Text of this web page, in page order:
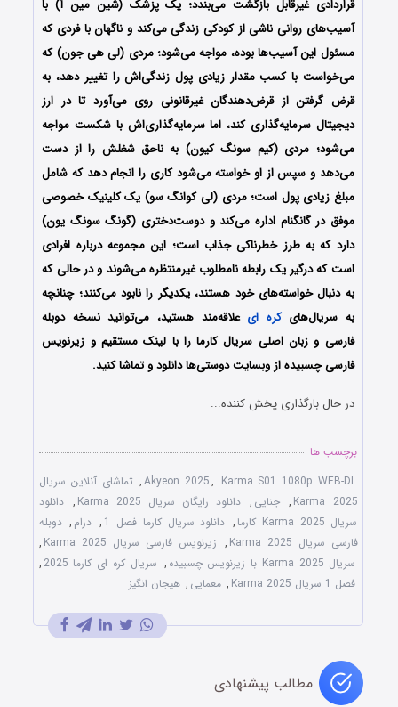
قراردادی غیرقابل بازگشت می‌بندد؛ یک پزشک (شین مین آ) با
آسیب‌های روانی ناشی از کودکی زندگی می‌کند و ناگهان با فردی که
مسئول این آسیب‌ها بوده، مواجه می‌شود؛ مردی (لی هی جون) که
می‌خواست با کسب مقدار زیادی پول زندگی‌اش را تغییر دهد، به
قرض گرفتن از قرض‌دهندگان غیرقانونی روی می‌آورد تا در ارز
دیجیتال سرمایه‌گذاری کند، اما سرمایه‌گذاری‌اش با شکست مواجه
می‌شود؛ مردی (کیم سونگ کیون) به ناحق شغلش را از دست
می‌دهد و سپس از او خواسته می‌شود کاری را انجام دهد که شامل
مبلغ زیادی پول است؛ مردی (لی کوانگ سو) یک کلینیک خصوصی
موفق در گانگنام اداره می‌کند و دوست‌دختری (گونگ سونگ یون)
دارد که به طرز خطرناکی جذاب است؛ این مجموعه درباره افرادی
است که درگیر یک رابطه نامطلوب غیرمنتظره می‌شوند و در حالی که
به دنبال خواسته‌های خود هستند، یکدیگر را نابود می‌کنند؛ چنانچه
به سریال‌هایکره ای علاقه‌مند هستید، می‌توانید نسخه دوبله
فارسی و زبان اصلی سریال کارما را با لینک مستقیم و زیرنویس
فارسی چسبیده از وبسایت دوستی‌ها دانلود و تماشا کنید.
در حال بارگذاری پخش کننده...
برچسب ها
Akyeon 2025, Karma S01 1080p WEB-DL
, تماشای آنلاین سریال
Karma 2025
, جنایی , دانلود رایگان سریال Karma 2025 , دانلود
سریال Karma 2025 کارما
, دانلود سریال کارما فصل 1 , درام , دوبله
فارسی سریال Karma 2025
, زیرنویس فارسی سریال Karma 2025
,
سریال Karma 2025 با زیرنویس چسبیده
, سریال کره ای کارما 2025
,
فصل 1 سریال Karma 2025
, معمایی , هیجان انگیز
مطالب پیشنهادی